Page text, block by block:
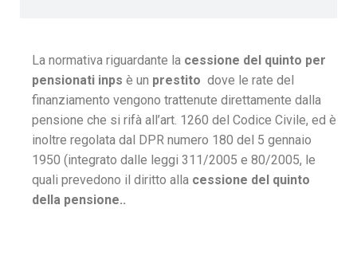
La normativa riguardante la cessione del quinto per
pensionati inps è un prestito dove le rate del
finanziamento vengono trattenute direttamente dalla
pensione che si rifà all’art. 1260 del Codice Civile, ed è
inoltre regolata dal DPR numero 180 del 5 gennaio
1950 (integrato dalle leggi 311/2005 e 80/2005, le
quali prevedono il diritto alla cessione del quinto
della pensione..